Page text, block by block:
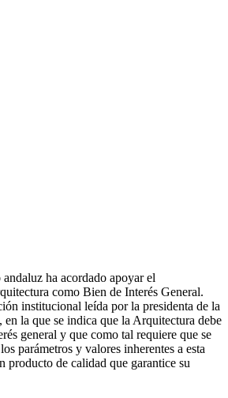
ha acordado apoyar el
como Bien de Interés General.
institucional leída por la presidenta de la
la que se indica que la Arquitectura debe
general y que como tal requiere que se
parámetros y valores inherentes a esta
producto de calidad que garantice su